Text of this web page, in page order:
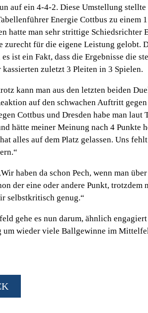
auf ein 4-4-2. Diese Umstellung
Energie Cottbus zu einem
hatte man sehr strittige Schiedsrichter
zurecht für die eigene Leistung gelobt.
ist ein Fakt, dass die Ergebnisse die
kassierten zuletzt 3 Pleiten in 3 Spielen.
kann man aus den letzten beiden
auf den schwachen Auftritt
Cottbus und Dresden habe man laut
hätte meiner Meinung nach 4 Punkte
alles auf dem Platz gelassen. Uns
haben da schon Pech, wenn man
der eine oder andere Punkt, trotzdem
selbstkritisch genug.“
gehe es nun darum, ähnlich
um wieder viele Ballgewinne im